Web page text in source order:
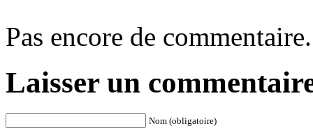
Pas encore de commentaire.
Laisser un
Nom (obligatoire)